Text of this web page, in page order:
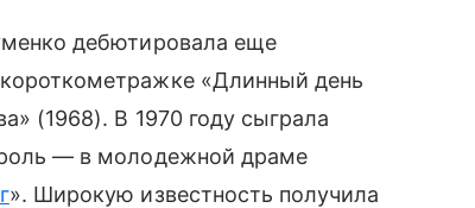
дебютировала еще
«Длинный день
(1968). В 1970 году сыграла
— в молодежной драме
». Широкую известность получила